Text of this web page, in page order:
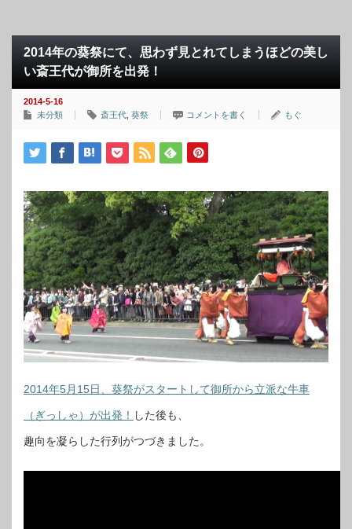
2014年の葵祭にて、思わず見とれてしまうほどの美し
い斎王代が御所を出発！
2014-5-16
未分類
斎王代 葵祭 コメントを書く もぐ
2014年5月15日、葵祭がスタートして御所から立派な牛車
（ぎっしゃ）が出発！ した後も、
趣向を凝らした行列がつづきました。